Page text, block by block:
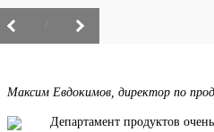
Максим Евдокимов, директор по
Департамент продуктов